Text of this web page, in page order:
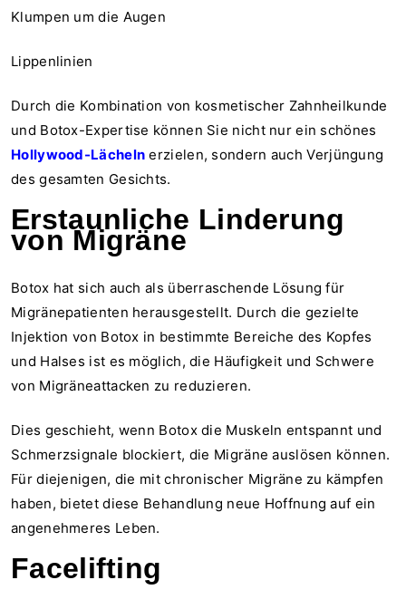
Klumpen um die Augen
Lippenlinien
Durch die Kombination von kosmetischer Zahnheilkunde
und Botox-Expertise können Sie nicht nur ein schönes
Hollywood-Lächeln erzielen, sondern auch Verjüngung
des gesamten Gesichts.
Erstaunliche Linderung
von Migräne
Botox hat sich auch als überraschende Lösung für
Migränepatienten herausgestellt. Durch die gezielte
Injektion von Botox in bestimmte Bereiche des Kopfes
und Halses ist es möglich, die Häufigkeit und Schwere
von Migräneattacken zu reduzieren.
Dies geschieht, wenn Botox die Muskeln entspannt und
Schmerzsignale blockiert, die Migräne auslösen können.
Für diejenigen, die mit chronischer Migräne zu kämpfen
haben, bietet diese Behandlung neue Hoffnung auf ein
angenehmeres Leben.
Facelifting